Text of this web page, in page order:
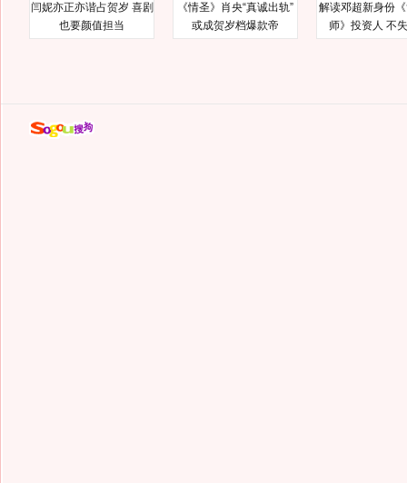
闫妮亦正亦谐占贺岁 喜剧
也要颜值担当
《情圣》肖央“真诚出轨”
或成贺岁档爆款帝
解读邓超新身份
师》投资人 不